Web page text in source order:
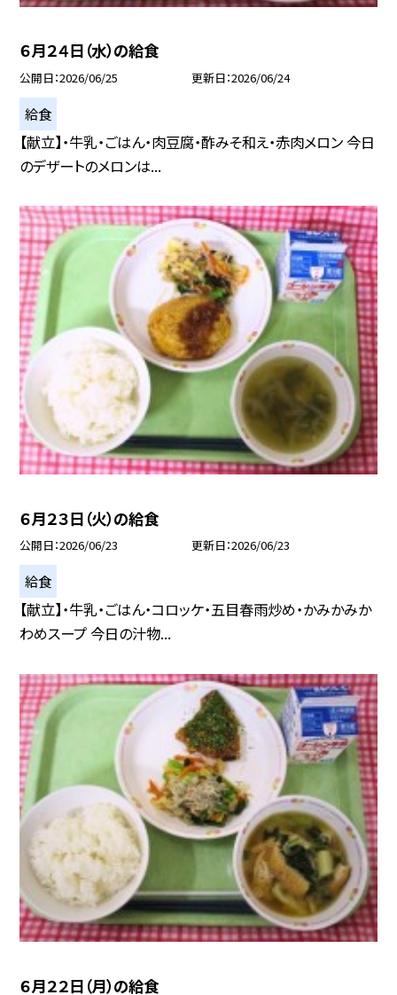
６月２４日（水）の給食
公開日 2026/06/25 更新日 2026/06/24
給食
【献立】・牛乳・ごはん・肉豆腐・酢みそ和え・赤肉メロン 今日
のデザートのメロンは...
６月２３日（火）の給食
公開日 2026/06/23 更新日 2026/06/23
給食
【献立】・牛乳・ごはん・コロッケ・五目春雨炒め・かみかみか
わめスープ 今日の汁物...
６月２２日（月）の給食